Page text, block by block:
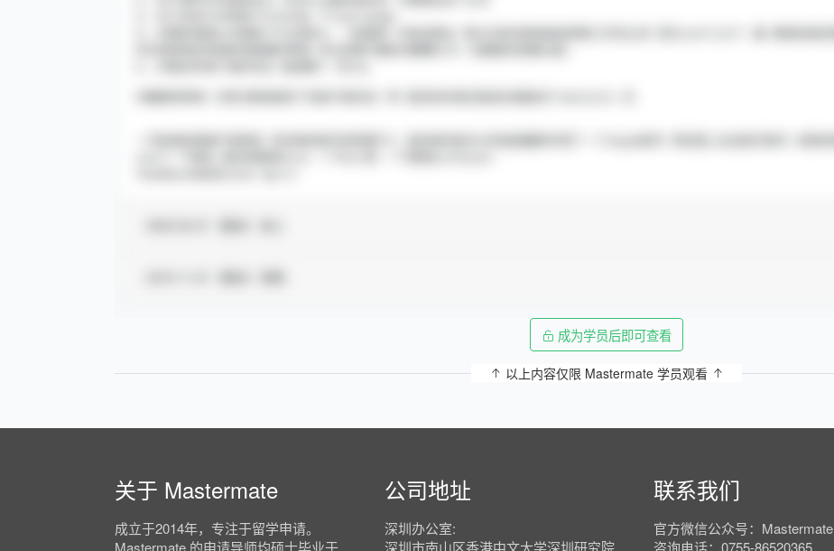
成为学员后即可查看
以上内容仅限 Mastermate 学员观看
关于 Mastermate
成立于2014年，专注于留学申请。
Mastermate 的申请导师均硕士毕业于
公司地址
深圳办公室:
深圳市南山区香港中文大学深圳研究院
联系我们
官方微信公众号：Mastermate
咨询电话：0755-86520365